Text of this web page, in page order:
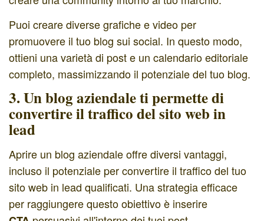
Puoi creare diverse grafiche e video per
promuovere il tuo blog sui social. In questo modo,
ottieni una varietà di post e un calendario editoriale
completo, massimizzando il potenziale del tuo blog.
3. Un blog aziendale ti permette di
convertire il traffico del sito web in
lead
Aprire un blog aziendale offre diversi vantaggi,
incluso il potenziale per convertire il traffico del tuo
sito web in lead qualificati. Una strategia efficace
per raggiungere questo obiettivo è inserire